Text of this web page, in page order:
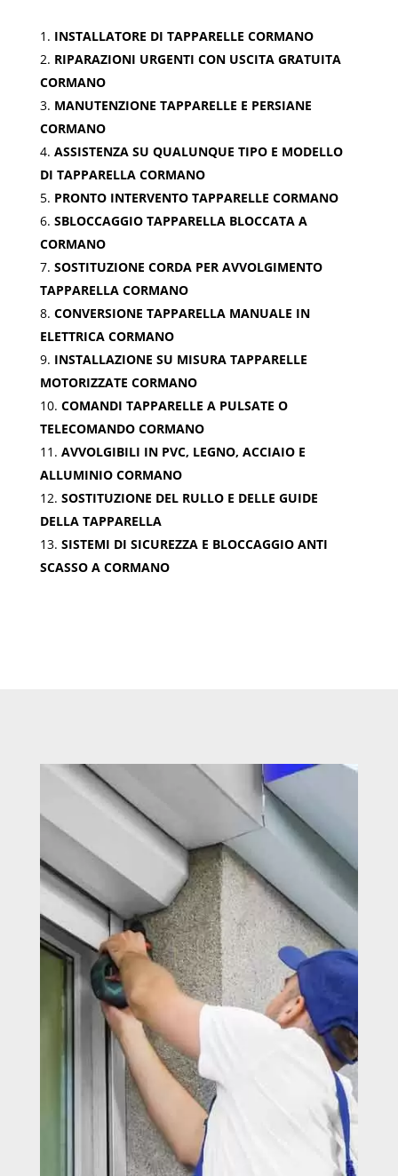
INSTALLATORE DI TAPPARELLE CORMANO
RIPARAZIONI URGENTI CON USCITA GRATUITA
CORMANO
MANUTENZIONE TAPPARELLE E PERSIANE
CORMANO
ASSISTENZA SU QUALUNQUE TIPO E MODELLO
DI TAPPARELLA CORMANO
PRONTO INTERVENTO TAPPARELLE CORMANO
SBLOCCAGGIO TAPPARELLA BLOCCATA A
CORMANO
SOSTITUZIONE CORDA PER AVVOLGIMENTO
TAPPARELLA CORMANO
CONVERSIONE TAPPARELLA MANUALE IN
ELETTRICA CORMANO
INSTALLAZIONE SU MISURA TAPPARELLE
MOTORIZZATE CORMANO
COMANDI TAPPARELLE A PULSATE O
TELECOMANDO CORMANO
AVVOLGIBILI IN PVC, LEGNO, ACCIAIO E
ALLUMINIO CORMANO
SOSTITUZIONE DEL RULLO E DELLE GUIDE
DELLA TAPPARELLA
SISTEMI DI SICUREZZA E BLOCCAGGIO ANTI
SCASSO A CORMANO